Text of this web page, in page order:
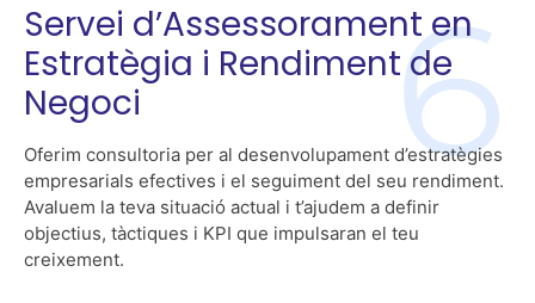
Servei d’Assessorament en
Estratègia i Rendiment de
Negoci
Oferim consultoria per al desenvolupament d’estratègies
empresarials efectives i el seguiment del seu rendiment.
Avaluem la teva situació actual i t’ajudem a definir
objectius, tàctiques i KPI que impulsaran el teu
creixement.